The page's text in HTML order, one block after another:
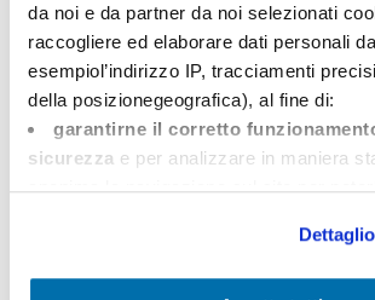
da noi e da partner da noi selezionati
raccogliere ed elaborare dati personali
esempiol’indirizzo IP, tracciamenti
della posizionegeografica), al fine di:
garantirne il corretto
sicurezza e per analizzare in maniera
anonima la navigazione sul sito per
mostrarti offerte commerciali
base dei tuoi interessi, delle preferenze
Tecnologia della
comunicazione
Relazioni
internazionali